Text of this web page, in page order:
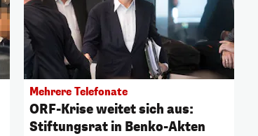
Mehrere Telefonate
ORF-Krise weitet sich aus:
Stiftungsrat in Benko-Akten